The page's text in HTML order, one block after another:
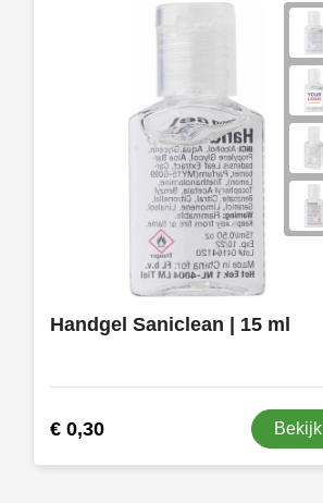
Handgel Saniclean | 15 ml
€ 0,30 Bekijk